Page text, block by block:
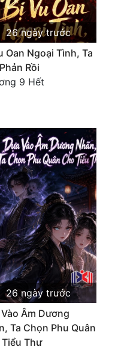
26 ngày trước
Oan Ngoại Tình, Ta
Rồi
9 Hết
26 ngày trước
Âm Dương
Ta Chọn Phu Quân
Thư